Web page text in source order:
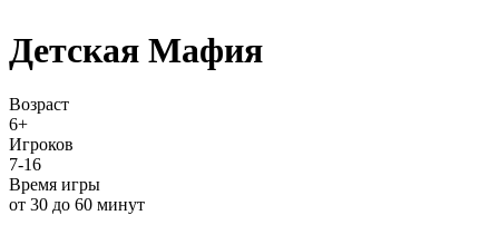
Детская Мафия
Возраст
6+
Игроков
7-16
Время игры
от 30 до 60 минут